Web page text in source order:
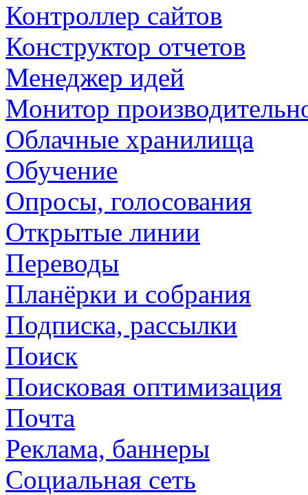
Контроллер сайтов
Конструктор отчетов
Менеджер идей
Монитор
Облачные хранилища
Обучение
Опросы, голосования
Открытые линии
Переводы
Планёрки и собрания
Подписка, рассылки
Поиск
Поисковая оптимизация
Почта
Реклама, баннеры
Социальная сеть